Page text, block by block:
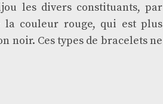
les divers constituants, par
couleur rouge, qui est plus
noir. Ces types de bracelets ne